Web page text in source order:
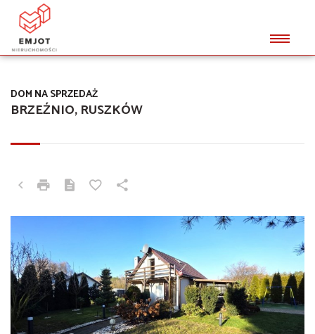
BRZEŹNIO, RUSZKÓW
DOM NA SPRZEDAŻ